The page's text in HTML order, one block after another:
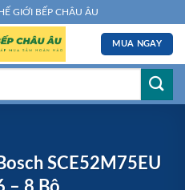
GIỚI BẾP CHÂU ÂU
MUA NGAY
SCE52M75EU